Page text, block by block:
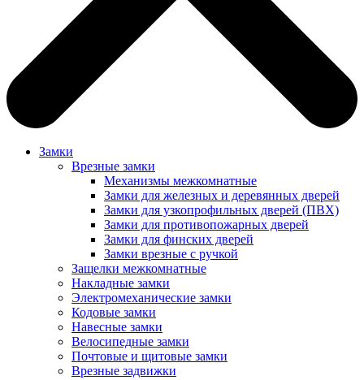
Замки
Врезные замки
Механизмы межкомнатные
Замки для железных и деревянных дверей
Замки для узкопрофильных дверей (ПВХ)
Замки для противопожарных дверей
Замки для финских дверей
Замки врезные с ручкой
Защелки межкомнатные
Накладные замки
Электромеханические замки
Кодовые замки
Навесные замки
Велосипедные замки
Почтовые и щитовые замки
Врезные задвижки